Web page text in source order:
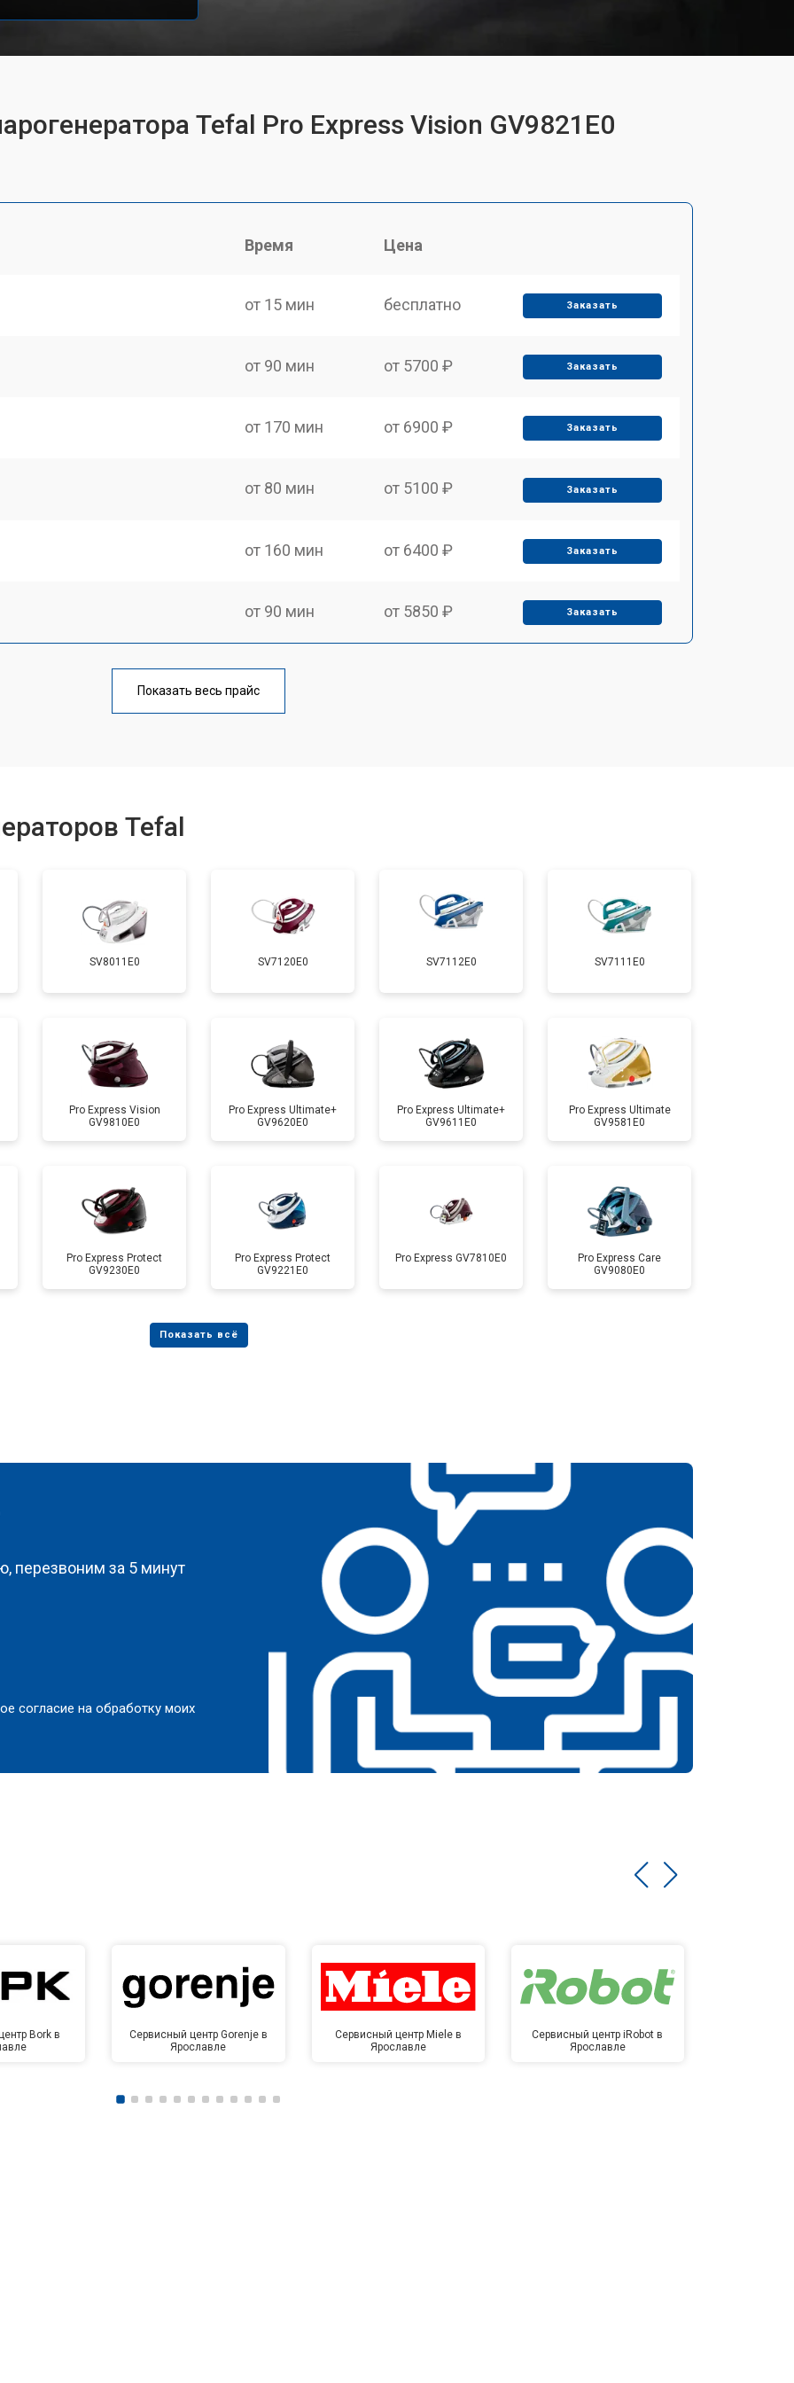
Tefal Pro Express Vision GV9821E0
Время Цена
от 15 мин бесплатно Заказать
от 90 мин от 5700 ₽ Заказать
от 170 мин от 6900 ₽ Заказать
от 80 мин от 5100 ₽ Заказать
от 160 мин от 6400 ₽ Заказать
от 90 мин от 5850 ₽ Заказать
от 110 мин
от 140 мин от 5700 ₽ Заказать
кнопок) от 110 мин от 4100 ₽ Заказать
от 80 мин от 4700 ₽ Заказать
Показать весь прайс
Tefal
SV8011E0 SV7120E0 SV7112E0 SV7111E0
Pro Express Vision
GV9810E0
Pro Express Ultimate+
GV9620E0
Pro Express Ultimate+
GV9611E0
Pro Express Ultimate
GV9581E0
Pro Express Protect
GV9230E0
Pro Express Protect
GV9221E0
Pro Express GV7810E0
Pro Express Care
GV9080E0
перезвоним за 5 минут
согласие на обработку моих
Bork в
Сервисный центр Gorenje в
Ярославле
Сервисный центр Miele в
Ярославле
Сервисный центр iRobot в
Ярославле